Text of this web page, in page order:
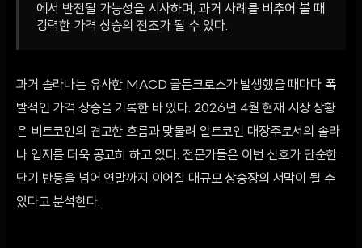
에서 반전될 가능성을 시사하며, 과거 사례를 비추어 볼 때
강력한 가격 상승의 전조가 될 수 있다.
과거 솔라나는 유사한 MACD 골든크로스가 발생했을 때마다 폭
발적인 가격 상승을 기록한 바 있다. 2026년 4월 현재 시장 상황
은 비트코인의 견고한 흐름과 맞물려 알트코인 대장주로서의 솔라
나 입지를 더욱 공고히 하고 있다. 전문가들은 이번 신호가 단순한
단기 반등을 넘어 연말까지 이어질 대규모 상승장의 서막이 될 수
있다고 분석한다.